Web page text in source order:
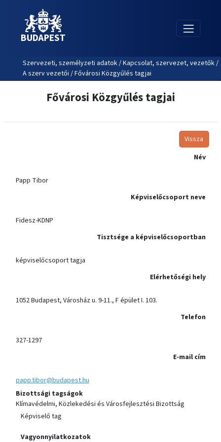
BUDAPEST
Szervezeti, személyzeti adatok / Kapcsolat, szervezet, vezetők /
A szerv vezetői / Fővárosi Közgyűlés tagjai
Fővárosi Közgyűlés tagjai
Vissza
Név
Papp Tibor
Képviselőcsoport neve
Fidesz-KDNP
Tisztsége a képviselőcsoportban
képviselőcsoport tagja
Elérhetőségi hely
1052 Budapest, Városház u. 9-11., F épület I. 103.
Telefon
327-1297
E-mail cím
papp.tibor@budapest.hu
Bizottsági tagságok
Klímavédelmi, Közlekedési és Városfejlesztési Bizottság
Képviselő tag
Vagyonnyilatkozatok